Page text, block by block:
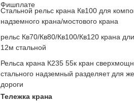
Фишплате
Стальной рельс крана Кв100 для
надземного крана/мостового крана
рельс Кв70/Кв80/Кв100/Кв120 крана
12м стальной
Рельса крана К235 55к кран
стального надземный разделяет для
дороги
Тележка крана